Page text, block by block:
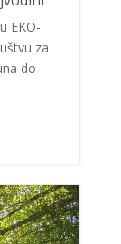
EKO-
za
do